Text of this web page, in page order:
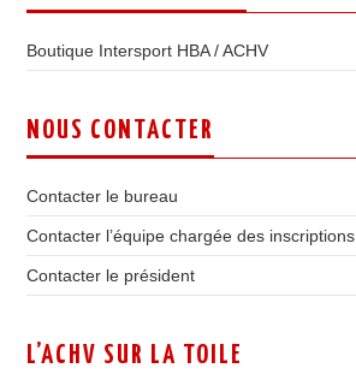
Boutique Intersport HBA / ACHV
NOUS CONTACTER
Contacter le bureau
Contacter l’équipe chargée des inscriptions
Contacter le président
L’ACHV SUR LA TOILE